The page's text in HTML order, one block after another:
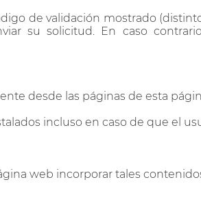
de validación mostrado
su solicitud. En caso
desde las páginas de esta
incluso en caso de que el
web incorporar tales